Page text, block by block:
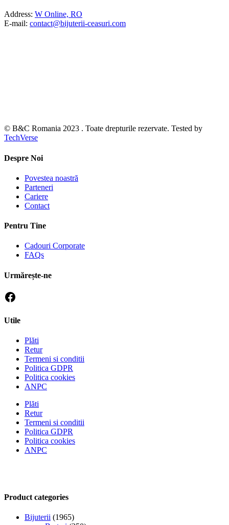
Address: W Online, RO
E-mail: contact@bijuterii-ceasuri.com
© B&C Romania 2023 . Toate drepturile rezervate. Tested by
TechVerse
Despre Noi
Povestea noastră
Parteneri
Cariere
Contact
Pentru Tine
Cadouri Corporate
FAQs
Urmărește-ne
Utile
Plăti
Retur
Termeni si conditii
Politica GDPR
Politica cookies
ANPC
Plăti
Retur
Termeni si conditii
Politica GDPR
Politica cookies
ANPC
Product categories
Bijuterii (1965)